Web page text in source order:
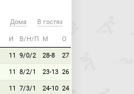
Дома В гостях
И В/Н/П М О
11 9/0/2 28-8 27
11 8/2/1 23-13 26
11 7/3/1 24-10 24